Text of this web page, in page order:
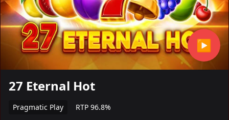
▶
27 Eternal Hot
Pragmatic Play RTP 96.8%